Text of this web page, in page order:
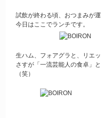
試飲が終わる頃、おつまみが運
今日はここでランチです。
生ハム、フォアグラと、リエ
さすが「一流芸能人の食卓」
（笑）